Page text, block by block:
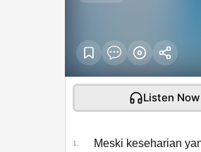
Listen Now
1. Meski keseharian